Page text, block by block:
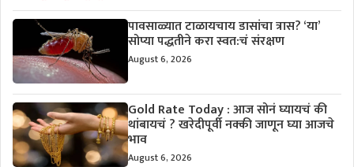
पावसाळ्यात टाळायचाय डासांचा त्रास? ‘या’
सोप्या पद्धतीने करा स्वत:चं संरक्षण
August 6, 2026
Gold Rate Today : आज सोनं घ्यायचं की
थांबायचं ? खरेदीपूर्वी नक्की जाणून घ्या आजचे
भाव
August 6, 2026